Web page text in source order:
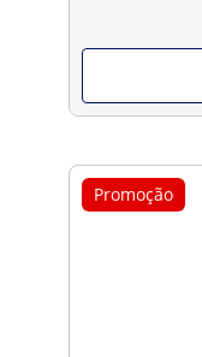
Promoção